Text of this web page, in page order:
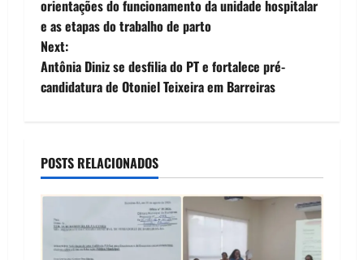
O evento contou com
a presença…
s
t
v
orientações do funcionamento da unidade hospitalar
e as etapas do trabalho de parto
Next:
Antônia Diniz se desfilia do PT e fortalece pré-
candidatura de Otoniel Teixeira em Barreiras
POSTS RELACIONADOS